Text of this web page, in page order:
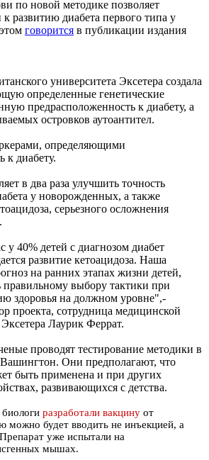
по новой методике позволяет
развитию диабета первого типа у
говорится в публикации издания
университета Эксетера создала
определенные генетические
предрасположенность к диабету, а
островков аутоантител.
определяющими
к диабету.
в два раза улучшить точность
у новорожденных, а также
серьезного осложнения
40% детей с диагнозом диабет
развитие кетоацидоза. Наша
на ранних этапах жизни детей,
правильному выбору тактики при
здоровья на должном уровне",-
проекта, сотрудница медицинской
Лаурик Феррат.
проводят тестирование методики в
Они предполагают, что
быть применена и при других
развивающихся с детства.
разработали вакцину от
можно будет вводить не инъекцией, а
уже испытали на
мышах.